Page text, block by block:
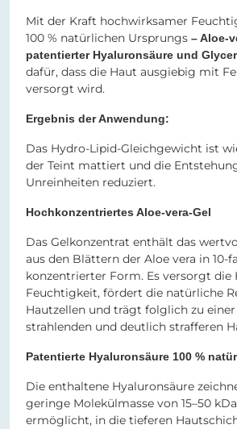
Mit der Kraft hochwirksamer
100 % natürlichen Ursprungs – Aloe-
patentierter Hyaluronsäure und
dafür, dass die Haut ausgiebig mit
versorgt wird.
Ergebnis der Anwendung:
Das Hydro-Lipid-Gleichgewicht ist
der Teint mattiert und die
Unreinheiten reduziert.
Hochkonzentriertes Aloe-vera-Gel
Das Gelkonzentrat enthält das
aus den Blättern der Aloe vera in 10-
konzentrierter Form. Es versorgt
Feuchtigkeit, fördert die natürliche
Hautzellen und trägt folglich zu
strahlenden und deutlich strafferen
Patentierte Hyaluronsäure 100 %
Die enthaltene Hyaluronsäure
geringe Molekülmasse von 15–50
ermöglicht, in die tieferen